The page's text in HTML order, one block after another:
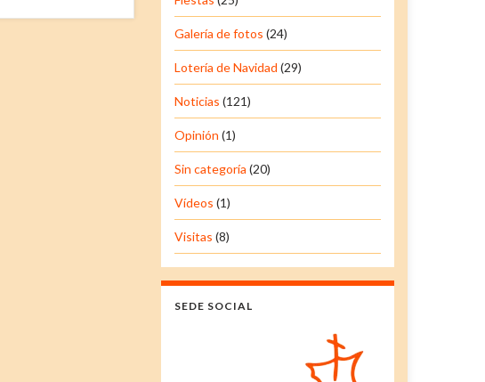
Galería de fotos (24)
Lotería de Navidad (29)
Noticias (121)
Opinión (1)
Sin categoría (20)
Vídeos (1)
Visitas (8)
SEDE SOCIAL